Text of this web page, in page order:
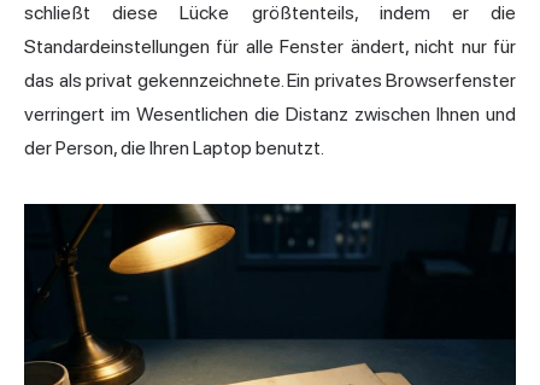
schließt diese Lücke größtenteils, indem er die
Standardeinstellungen für alle Fenster ändert, nicht nur für
das als privat gekennzeichnete. Ein privates Browserfenster
verringert im Wesentlichen die Distanz zwischen Ihnen und
der Person, die Ihren Laptop benutzt.